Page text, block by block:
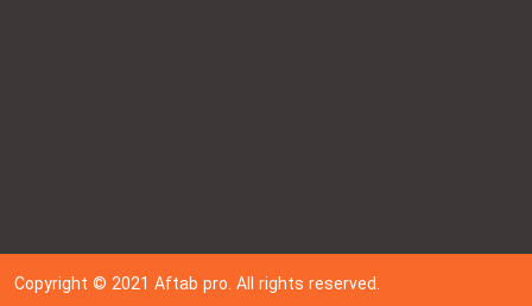
Copyright © 202 1Aftab pro. All rights reserved.